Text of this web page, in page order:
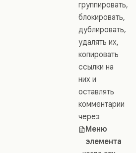
группировать,
блокировать,
дублировать,
удалять их,
копировать
ссылки на
них и
оставлять
комментарии
через
Меню
элемента